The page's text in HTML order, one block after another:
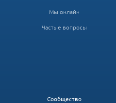
Мы онлайн
Частые вопросы
Сообщество